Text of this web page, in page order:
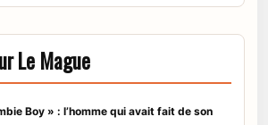
Le Mague
Boy » : l’homme qui avait fait de son